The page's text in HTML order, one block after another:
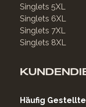
Singlets 5XL
Singlets 6XL
Singlets 7XL
Singlets 8XL
Häufig